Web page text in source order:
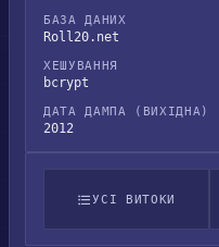
БАЗА ДАНИХ
Roll20.net
ХЕШУВАННЯ
bcrypt
ДАТА ДАМПА (ВИХІДНА)
2012
УСІ ВИТОКИ